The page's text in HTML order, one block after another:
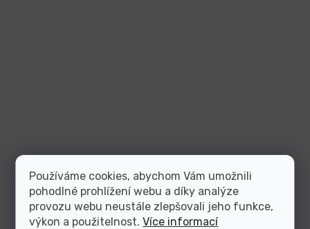
Používáme cookies, abychom Vám umožnili
pohodlné prohlížení webu a díky analýze
provozu webu neustále zlepšovali jeho funkce,
výkon a použitelnost.Více informací